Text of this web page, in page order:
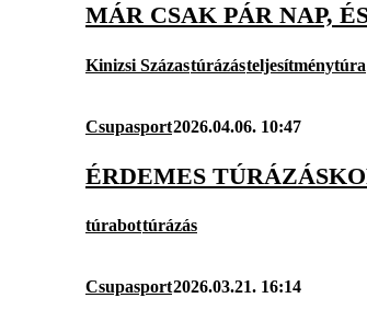
MÁR CSAK PÁR NAP,
Kinizsi Százastúrázásteljesítménytúra
Csupasport2026.04.06. 10:47
ÉRDEMES
túrabottúrázás
Csupasport2026.03.21. 16:14